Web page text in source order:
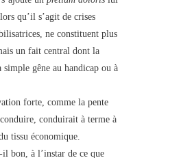
qu’il s’agit de crises
ne constituent plus
un fait central dont la
simple gêne au handicap ou à
forte, comme la pente
conduirait à terme à
tissu économique.
bon, à l’instar de ce que